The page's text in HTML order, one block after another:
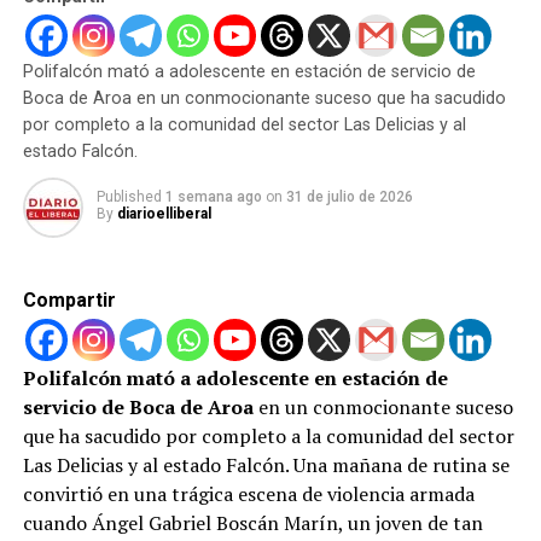
eléctrica al sector privado ante pico de demanda
DON'T MISS
Justicia para Víctor Hugo Quero Navas: Ministerio
Público ordena exhumación tras muerte en El Rodeo I
embargo, la gravedad del caso alcanza otro nivel de
alarma: Ruth Dayanara Ontiveros Núñez, de 35 años y
madre biológica de los niños, presenciaba los ataques de
manera continua y permitía la barbarie sin intervenir
para defenderlos.
El maltrato infantildeja cicatrices físicas que sanan con
el tiempo, pero las heridas psicológicas provocadas por
proceso profundo de recuperación. Afortunadamente,
las autoridades actuaron a tiempo para frenar este ciclo
de abusos antes de que ocurriera una tragedia
irreversible.
Ambos arrestados quedaron inmediatamente a la orden
del Ministerio Público, organismo encargado de iniciar el
procedimiento judicial correspondiente para garantizar
que caiga todo el peso de la ley sobre los responsables.
Polifalcón mató a adolescente en estación de servicio de
Boca de Aroa en un conmocionante suceso que ha sacudido
por completo a la comunidad del sector Las Delicias y al
estado Falcón.
Published 1 semana ago on 31 de julio de 2026
By diarioelliberal
Compartir
Polifalcón mató a adolescente en estación de
servicio de Boca de Aroaen un conmocionante suceso
que ha sacudido por completo a la comunidad del sector
Las Delicias y al estado Falcón. Una mañana de rutina se
convirtió en una trágica escena de violencia armada
cuando Ángel Gabriel Boscán Marín, un joven de tan